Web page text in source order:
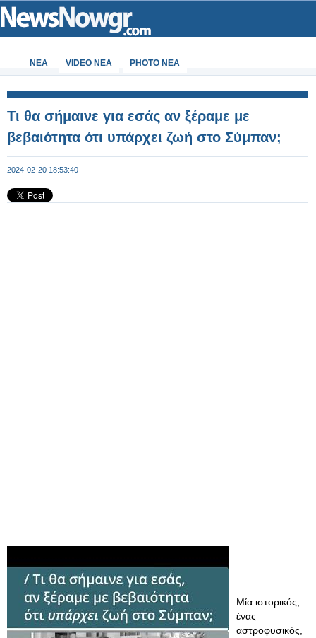
ΝΕΑ VIDEO NEA PHOTO NEA
Τι θα σήμαινε για εσάς αν ξέραμε με
βεβαιότητα ότι υπάρχει ζωή στο Σύμπαν;
2024-02-20 18:53:40
Μία ιστορικός,
ένας
αστροφυσικός,